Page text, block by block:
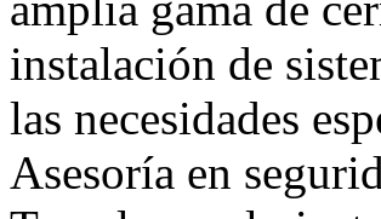
instalación de
las necesidades
Asesoría en